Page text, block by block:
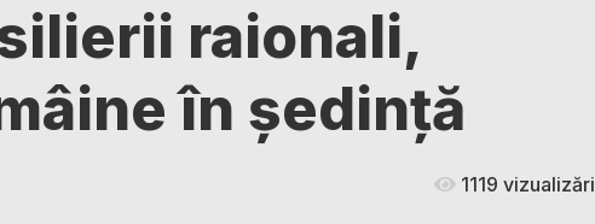
raionali,
în ședință
1119 vizualizări